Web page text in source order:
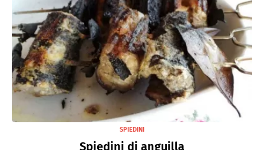
SPIEDINI
Spiedini di anguilla